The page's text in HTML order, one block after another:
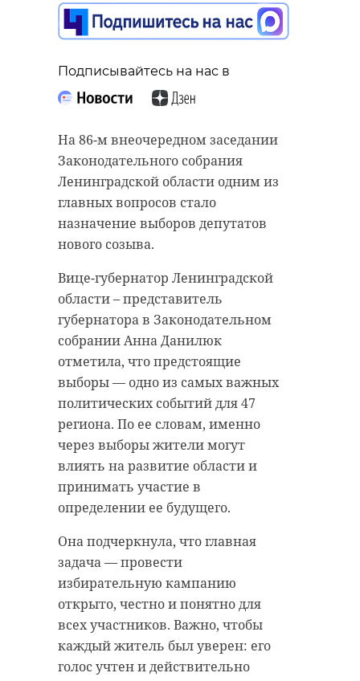
Подписывайтесь на нас в
На 86-м внеочередном заседании
Законодательного собрания
Ленинградской области одним из
главных вопросов стало
назначение выборов депутатов
нового созыва.
Вице-губернатор Ленинградской
области – представитель
губернатора в Законодательном
собрании Анна Данилюк
отметила, что предстоящие
выборы — одно из самых важных
политических событий для 47
региона. По ее словам, именно
через выборы жители могут
влиять на развитие области и
принимать участие в
определении ее будущего.
Она подчеркнула, что главная
задача — провести
избирательную кампанию
открыто, честно и понятно для
всех участников. Важно, чтобы
каждый житель был уверен: его
голос учтен и действительно